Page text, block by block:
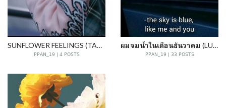
SUNFLOWER FEELINGS (TAEMARK)
PPAN_19 | 4 POSTS
ผมจมน้ำในเดือนธันวาคม (LUMARK)
PPAN_19 | 33 POSTS